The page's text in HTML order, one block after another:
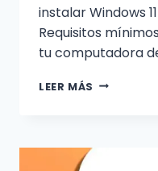
instalar Windows
Requisitos
tu computadora
LEER MÁS CÓMO